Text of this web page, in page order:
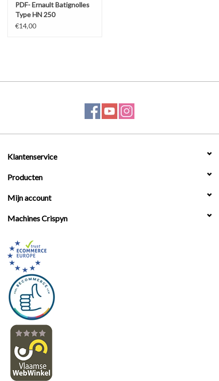
PDF- Ernault Batignolles
Type HN 250
€14,00
Klantenservice
Producten
Mijn account
Machines Crispyn